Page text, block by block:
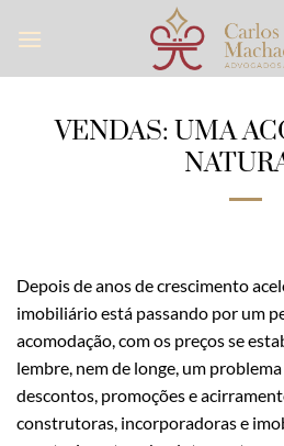
VENDAS: UMA
Depois de anos de crescimento
imobiliário está passando por um
acomodação, com os preços se
lembre, nem de longe, um
descontos, promoções e
construtoras, incorporadoras e